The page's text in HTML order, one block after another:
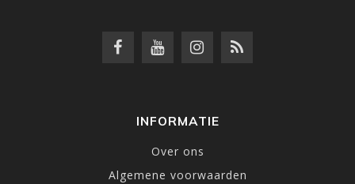
INFORMATIE
Over ons
Algemene voorwaarden